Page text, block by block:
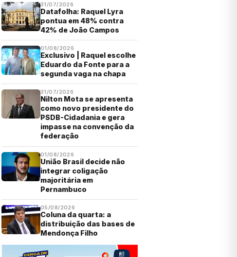
31/07/2026
Datafolha: Raquel Lyra
pontua em 48% contra
42% de João Campos
01/08/2026
Exclusivo | Raquel escolhe
Eduardo da Fonte para a
segunda vaga na chapa
31/07/2026
Nilton Mota se apresenta
como novo presidente do
PSDB-Cidadania e gera
impasse na convenção da
federação
01/08/2026
União Brasil decide não
integrar coligação
majoritária em
Pernambuco
05/08/2026
Coluna da quarta: a
distribuição das bases de
Mendonça Filho